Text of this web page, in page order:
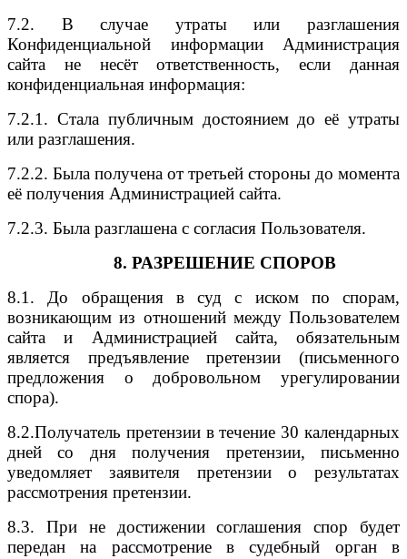
7.2. В случае утраты или разглашения
Конфиденциальной информации Администрация
сайта не несёт ответственность, если данная
конфиденциальная информация:
7.2.1. Стала публичным достоянием до её утраты
или разглашения.
7.2.2. Была получена от третьей стороны до момента
её получения Администрацией сайта.
7.2.3. Была разглашена с согласия Пользователя.
8. РАЗРЕШЕНИЕ СПОРОВ
8.1 . До обращения в суд с иском по спорам,
возникающим из отношений между Пользователем
сайта и Администрацией сайта, обязательным
является предъявление претензии (письменного
предложения о добровольном урегулировании
спора).
8.2.Получатель претензии в течение 30 календарных
дней со дня получения претензии, письменно
уведомляет заявителя претензии о результатах
рассмотрения претензии.
8.3. При не достижении соглашения спор будет
передан на рассмотрение в судебный орган в